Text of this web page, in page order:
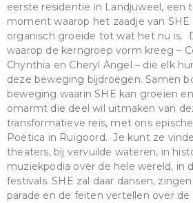
eerste residentie in Landjuweel, een
moment waarop het zaadje van
organisch groeide tot wat het nu is.
waarop de kerngroep vorm kreeg –
Chynthia en Cheryl Angel – die elk
deze beweging bijdroegen. Samen
beweging waarin SHE kan groeien
omarmt die deel wil uitmaken van
transformatieve reis, met ons
Poëtica in Ruigoord. Je kunt ze
theaters, bij vervuilde wateren, in
muziekpodia over de hele wereld, in
festivals. SHE zal daar dansen,
parade en de feiten vertellen over